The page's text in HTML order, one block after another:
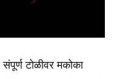
टोळीवर मकोका